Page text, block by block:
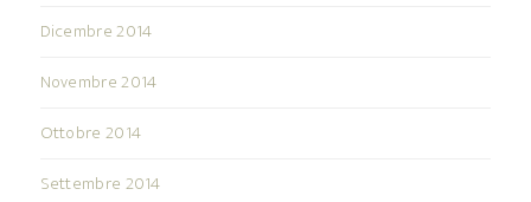
Dicembre 2014
Novembre 2014
Ottobre 2014
Settembre 2014